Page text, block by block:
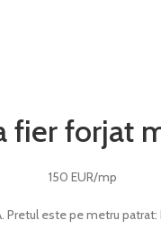
fier forjat
150 EUR/mp
Pretul este pe metru